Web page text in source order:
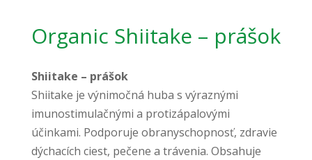
Organic Shiitake – prášok
Shiitake – prášok
Shiitake je výnimočná huba s výraznými
imunostimulačnými a protizápalovými
účinkami. Podporuje obranyschopnosť, zdravie
dýchacích ciest, pečene a trávenia. Obsahuje